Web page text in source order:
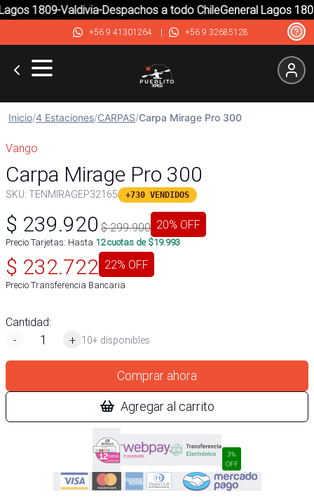
1809-Valdivia-Despachos a todo ChileGeneral Lagos
+56 9 41301264| +56 9 32685128
Inicio/4 Estaciones/CARPAS/Carpa Mirage Pro 300
Vango
Carpa Mirage Pro 300
SKU: TENMIRAGEP32165 +730 VENDIDOS
$ 239.920 $299.900 20% OFF
Precio Tarjetas: Hasta 12cuotas de $19.993
$ 232.722 22% OFF
Precio Transferencia Bancaria
Cantidad:
-
+ 10+ disponibles
Comprar ahora
Agregar al carrito
3%
OFF